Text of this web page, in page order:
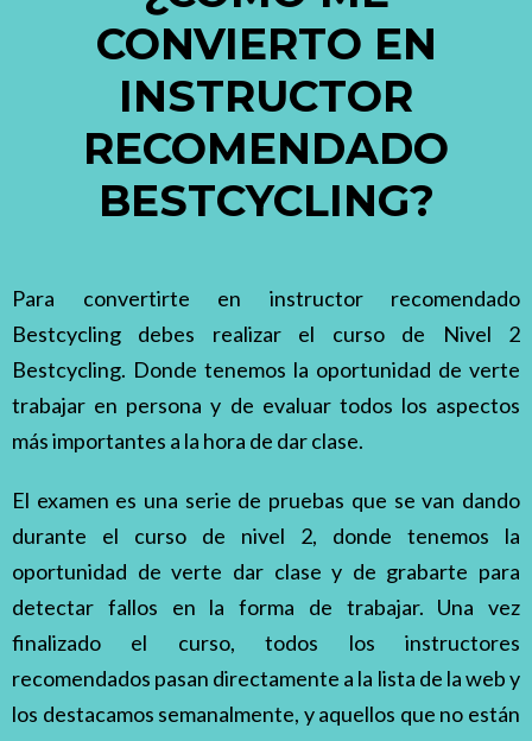
CONVIERTO EN
INSTRUCTOR
RECOMENDADO
BESTCYCLING?
Para convertirte en instructor recomendado
Bestcycling debes realizar el curso de Nivel 2
Bestcycling. Donde tenemos la oportunidad de verte
trabajar en persona y de evaluar todos los aspectos
más importantes a la hora de dar clase.
El examen es una serie de pruebas que se van dando
durante el curso de nivel 2, donde tenemos la
oportunidad de verte dar clase y de grabarte para
detectar fallos en la forma de trabajar. Una vez
finalizado el curso, todos los instructores
recomendados pasan directamente a la lista de la web y
los destacamos semanalmente, y aquellos que no están